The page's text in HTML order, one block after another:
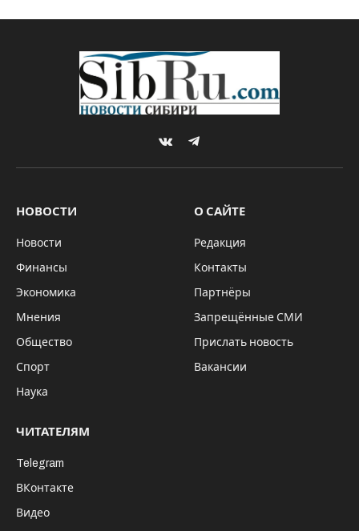
VKontakteTelegram
НОВОСТИ
Новости
Финансы
Экономика
Мнения
Общество
Спорт
Наука
О САЙТЕ
Редакция
Контакты
Партнёры
Запрещённые СМИ
Прислать новость
Вакансии
ЧИТАТЕЛЯМ
Telegram
ВКонтакте
Видео